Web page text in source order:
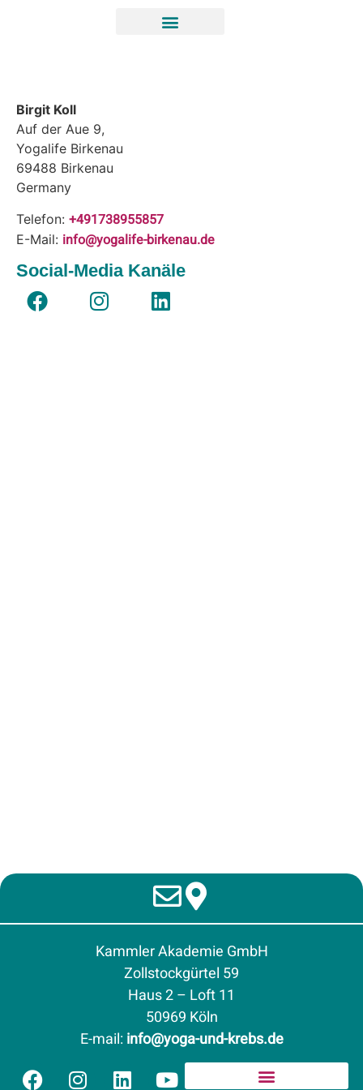
Birgit Koll
Auf der Aue 9,
Yogalife Birkenau
69488 Birkenau
Germany
Telefon: +491738955857
E-Mail: info@yogalife-birkenau.de
Social-Media Kanäle
Kammler Akademie GmbH
Zollstockgürtel 59
Haus 2 – Loft 11
50969 Köln
E-mail:info@yoga-und-krebs.de